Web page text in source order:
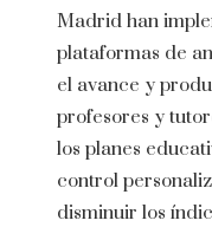
Madrid han
plataformas de
el avance y
profesores y
los planes
control
disminuir los